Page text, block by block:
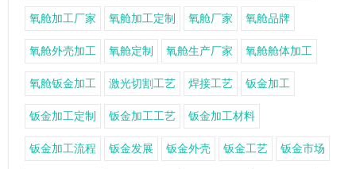
氧舱加工厂家 氧舱加工定制 氧舱厂家 氧舱品牌
氧舱外壳加工 氧舱定制 氧舱生产厂家 氧舱舱体加工
氧舱钣金加工 激光切割工艺 焊接工艺 钣金加工
钣金加工定制 钣金加工工艺 钣金加工材料
钣金加工流程 钣金发展 钣金外壳 钣金工艺 钣金市场